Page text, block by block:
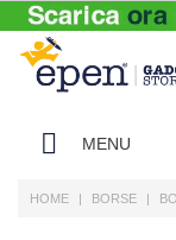
MENU
HOME BORSE